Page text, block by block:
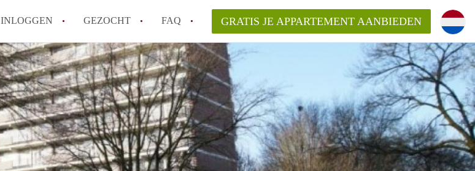
INLOGGEN GEZOCHT FAQ
How to translate AppartementenTilburg!
Wat is AppartementenTilburg?
Hoeveel kost het om te reageren op een Appartement in Tilburg?
Wat is de privacyverklaring van AppartementenTilburg?
Berekent AppartementenTilburg
makelaarsvergoeding/bemiddelingsvergoeding?
GRATIS JE APPARTEMENT AANBIEDEN